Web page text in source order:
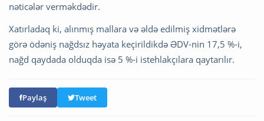
nəticələr verməkdədir.
Xatırladaq ki, alınmış mallara və əldə edilmiş xidmətlərə
görə ödəniş nağdsız həyata keçirildikdə ƏDV-nin 17,5 %-i,
nağd qaydada olduqda isə 5 %-i istehlakçılara qaytarılır.
Paylaş Tweet